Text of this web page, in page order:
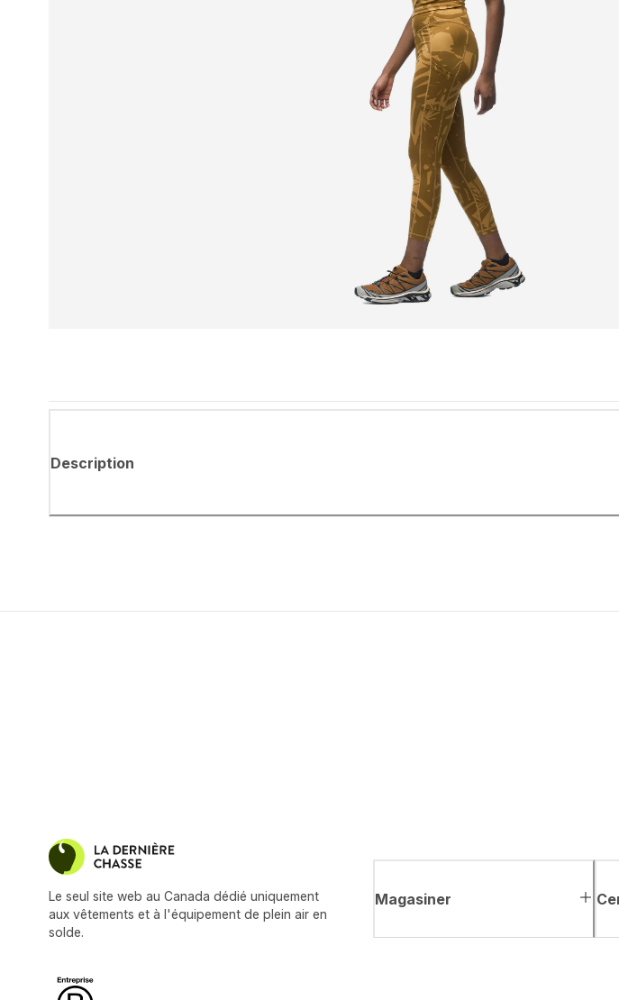
Description
Le seul site web au Canada dédié uniquement
aux vêtements et à l'équipement de plein air en
solde.
Magasiner